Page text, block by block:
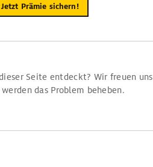
Jetzt Prämie sichern!
Seite entdeckt? Wir freuen uns
das Problem beheben.